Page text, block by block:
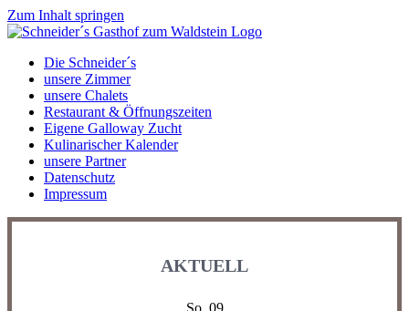
Zum Inhalt springen
Die Schneider´s
unsere Zimmer
unsere Chalets
Restaurant & Öffnungszeiten
Eigene Galloway Zucht
Kulinarischer Kalender
unsere Partner
Datenschutz
Impressum
AKTUELL